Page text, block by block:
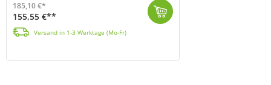
185,10 €*
155,55 €**
Versand in 1-3 Werktage (Mo-Fr)